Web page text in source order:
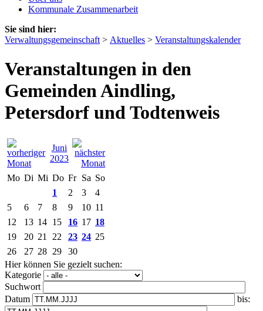
Kommunale Zusammenarbeit
Sie sind hier:
Verwaltungsgemeinschaft > Aktuelles > Veranstaltungskalender
Veranstaltungen in den
Gemeinden Aindling,
Petersdorf und Todtenweis
Juni
2023
Mo Di Mi Do Fr Sa So
1
2 3
4
5
6 7 8 9 10 11
12
13 14 15 16 17 18
19
20 21 22 23 24 25
26
27 28 29
30
Hier können Sie gezielt suchen:
Kategorie
Suchwort
Datum
bis: